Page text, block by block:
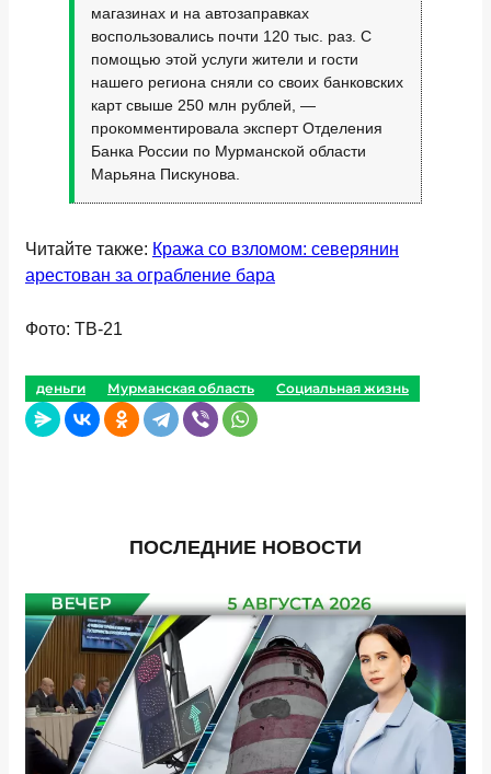
магазинах и на автозаправках
воспользовались почти 120 тыс. раз. С
помощью этой услуги жители и гости
нашего региона сняли со своих банковских
карт свыше 250 млн рублей, —
прокомментировала эксперт Отделения
Банка России по Мурманской области
Марьяна Пискунова.
Читайте также: Кража со взломом: северянин
арестован за ограбление бара
Фото: ТВ-21
деньги Мурманская область Социальная жизнь
ПОСЛЕДНИЕ НОВОСТИ